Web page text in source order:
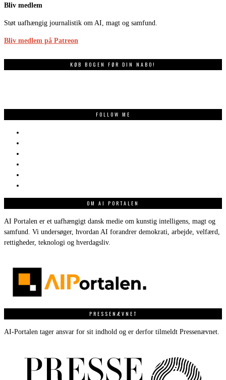
Bliv medlem
Støt uafhængig journalistik om AI, magt og samfund.
Bliv medlem på Patreon
KØB BOGEN FØR DIN NABO!
FOLLOW ME
OM AI PORTALEN
AI Portalen er et uafhængigt dansk medie om kunstig intelligens, magt og
samfund. Vi undersøger, hvordan AI forandrer demokrati, arbejde, velfærd,
rettigheder, teknologi og hverdagsliv.
PRESSENÆVNET
AI-Portalen tager ansvar for sit indhold og er derfor tilmeldt Pressenævnet.